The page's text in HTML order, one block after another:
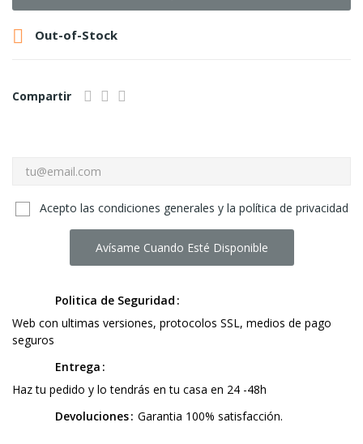
 Out-of-Stock
Compartir
Acepto las condiciones generales y la política de privacidad
Avísame Cuando Esté Disponible
Politica de Seguridad
Web con ultimas versiones, protocolos SSL, medios de pago
seguros
Entrega
Haz tu pedido y lo tendrás en tu casa en 24 -48h
Devoluciones Garantia 100% satisfacción.